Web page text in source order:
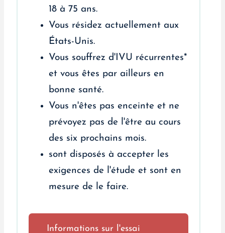
18 à 75 ans.
Vous résidez actuellement aux
États-Unis.
Vous souffrez d'IVU récurrentes*
et vous êtes par ailleurs en
bonne santé.
Vous n'êtes pas enceinte et ne
prévoyez pas de l'être au cours
des six prochains mois.
sont disposés à accepter les
exigences de l'étude et sont en
mesure de le faire.
Informations sur l'essai